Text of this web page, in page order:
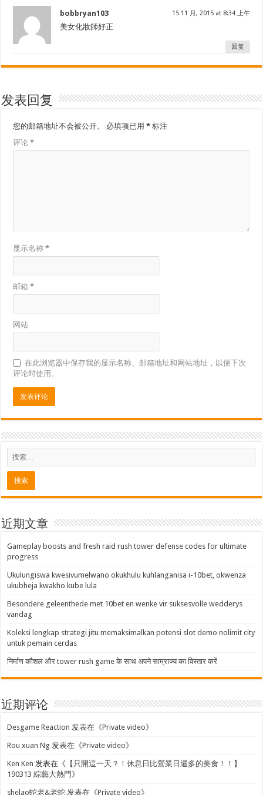
bobbryan103 15 11 月, 2015 at 8:34 上午
美女化妝師好正
回复
发表回复
您的邮箱地址不会被公开。 必填项已用* 标注
评论*
显示名称*
邮箱*
网站
在此浏览器中保存我的显示名称、邮箱地址和网站地址，以便下次
评论时使用。
近期文章
Gameplay boosts and fresh raid rush tower defense codes for ultimate
progress
Ukulungiswa kwesivumelwano okukhulu kuhlanganisa i-10bet, okwenza
ukubheja kwakho kube lula
Besondere geleenthede met 10bet en wenke vir suksesvolle wedderys
vandag
Koleksi lengkap strategi jitu memaksimalkan potensi slot demo nolimit city
untuk pemain cerdas
निर्माण कौशल और tower rush game के साथ अपने साम्राज्य का विस्तार करें
近期评论
Desgame Reaction 发表在《Private video》
Rou xuan Ng 发表在《Private video》
Ken Ken 发表在《 【只開這一天？！休息日比營業日還多的美食！！】
190313 綜藝大熱門 》
shelao蛇老&老蛇 发表在《Private video》